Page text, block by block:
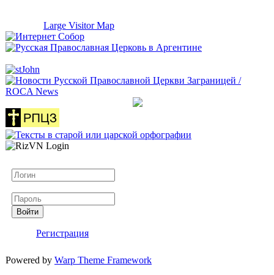
Large Visitor Map
Войти
Регистрация
Powered by Warp Theme Framework